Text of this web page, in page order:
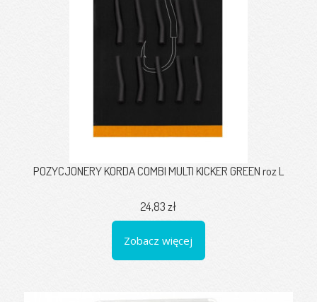
POZYCJONERY KORDA COMBI MULTI KICKER GREEN roz L
24,83 zł
Zobacz więcej